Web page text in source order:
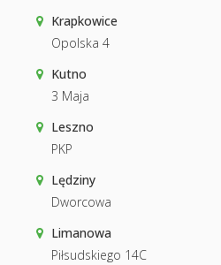
Krapkowice
Opolska 4
Kutno
3 Maja
Leszno
PKP
Lędziny
Dworcowa
Limanowa
Piłsudskiego 14C